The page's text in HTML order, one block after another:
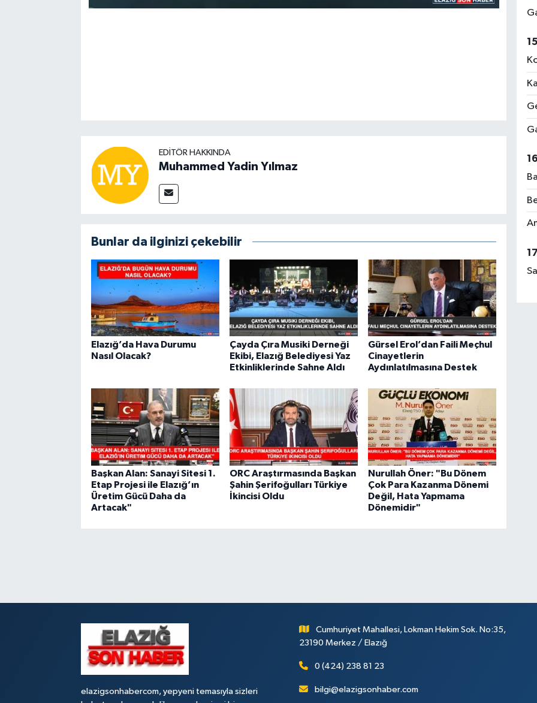
EDITÖR HAKKINDA
Muhammed Yadin Yılmaz
Bunlar da ilginizi çekebilir
Elazığ’da Hava Durumu
Nasıl Olacak?
Çayda Çıra Musiki Derneği
Ekibi, Elazığ Belediyesi Yaz
Etkinliklerinde Sahne Aldı
Gürsel Erol’dan Faili Meçhul
Cinayetlerin
Aydınlatılmasına Destek
Başkan Alan: Sanayi Sitesi 1.
Etap Projesi ile Elazığ’ın
Üretim Gücü Daha da
Artacak"
ORC Araştırmasında Başkan
Şahin Şerifoğulları Türkiye
İkincisi Oldu
Nurullah Öner: "Bu Dönem
Çok Para Kazanma Dönemi
Değil, Hata Yapmama
Dönemidir"
elazigsonhabercom, yepyeni temasıyla sizleri
Cumhuriyet Mahallesi, Lokman Hekim Sok. No:35,
23190 Merkez / Elazığ
0 (424) 238 81 23
bilgi@elazigsonhaber.com